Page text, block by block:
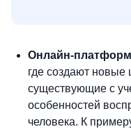
Онлайн-
где создают
существующие с
особенностей
человека. К